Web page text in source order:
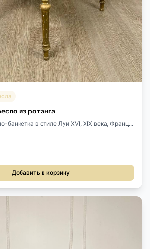
из ротанга
банкетка в стиле Луи XVI, XIX века, Франц...
Добавить в корзину